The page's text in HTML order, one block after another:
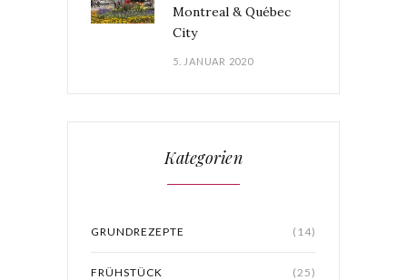
Montreal & Québec
City
5. JANUAR 2020
Kategorien
GRUNDREZEPTE (14)
FRÜHSTÜCK (25)